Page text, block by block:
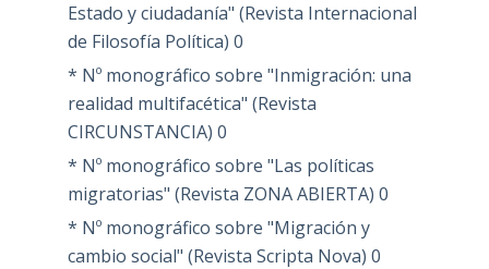
Estado y ciudadanía" (Revista Internacional
de Filosofía Política) 0
* Nº monográfico sobre "Inmigración: una
realidad multifacética" (Revista
CIRCUNSTANCIA) 0
* Nº monográfico sobre "Las políticas
migratorias" (Revista ZONA ABIERTA) 0
* Nº monográfico sobre "Migración y
cambio social" (Revista Scripta Nova) 0